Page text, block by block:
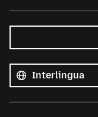
le
linguas
Lingua